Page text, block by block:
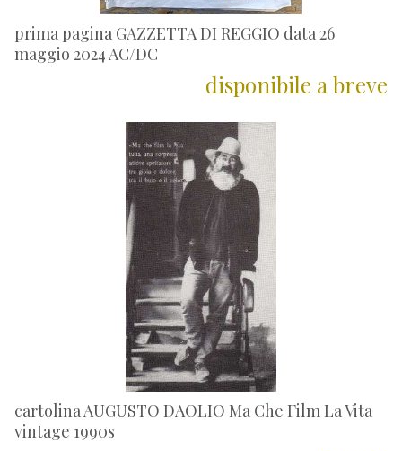
prima pagina GAZZETTA DI REGGIO data 26
maggio 2024 AC/DC
disponibile a breve
cartolina AUGUSTO DAOLIO Ma Che Film La Vita
vintage 1990s